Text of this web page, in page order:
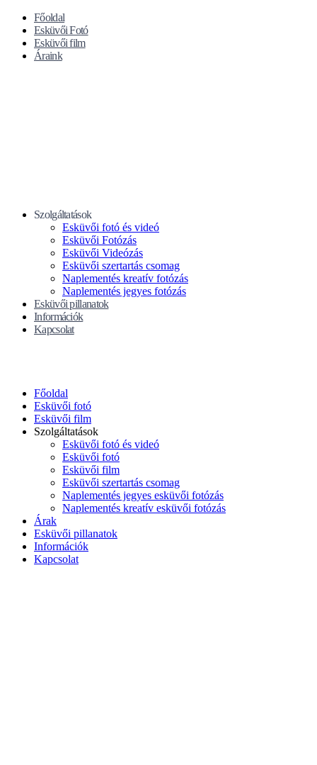
Főoldal
Esküvői Fotó
Esküvői film
Áraink
Szolgáltatások
Esküvői fotó és videó
Esküvői Fotózás
Esküvői Videózás
Esküvői szertartás csomag
Naplementés kreatív fotózás
Naplementés jegyes fotózás
Esküvői pillanatok
Információk
Kapcsolat
Főoldal
Esküvői fotó
Esküvői film
Szolgáltatások
Esküvői fotó és videó
Esküvői fotó
Esküvői film
Esküvői szertartás csomag
Naplementés jegyes esküvői fotózás
Naplementés kreatív esküvői fotózás
Árak
Esküvői pillanatok
Információk
Kapcsolat